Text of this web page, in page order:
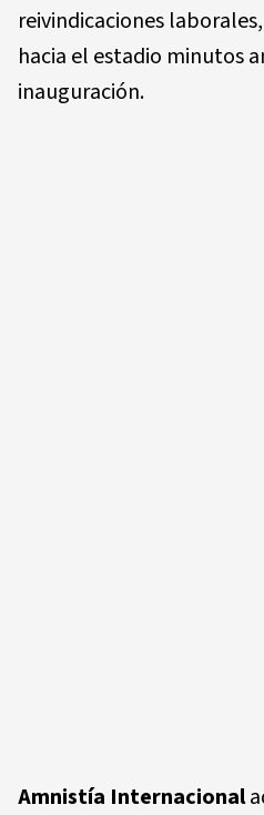
reivindicaciones
hacia el estadio minutos
inauguración.
Amnistía Internacional